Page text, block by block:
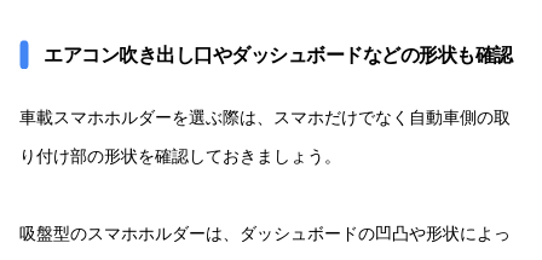
エアコン吹き出し口やダッシュボードなどの形状も確認
車載スマホホルダーを選ぶ際は、スマホだけでなく自動車側の取
り付け部の形状を確認しておきましょう。
吸盤型のスマホホルダーは、ダッシュボードの凹凸や形状によっ